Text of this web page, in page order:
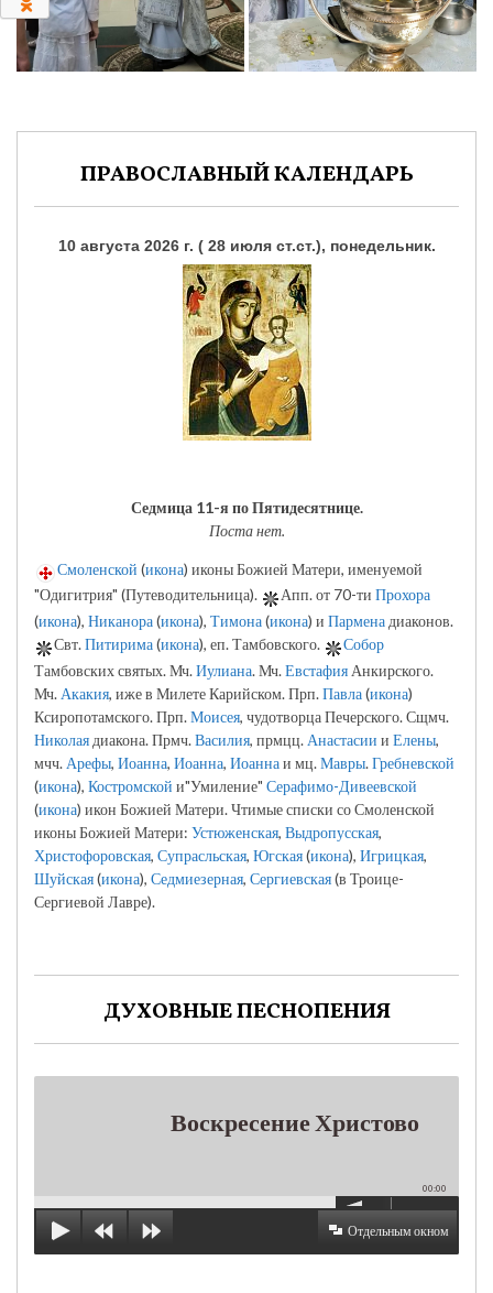
ПРАВОСЛАВНЫЙ КАЛЕНДАРЬ
10 августа 2026 г. ( 28 июля ст.ст.), понедельник.
Седмица 11-я по Пятидесятнице.
Поста нет.
Смоленской (икона) иконы Божией Матери, именуемой
"Одигитрия" (Путеводительница).
Апп. от 70-ти Прохора
(икона), Никанора(икона), Тимона(икона) и Пармена диаконов.
Свт.Питирима(икона), еп. Тамбовского.
Собор
Тамбовских святых. Мч.Иулиана. Мч.Евстафия Анкирского.
Мч. Акакия, иже в Милете Карийском. Прп.Павла(икона)
Ксиропотамского. Прп.Моисея, чудотворца Печерского. Сщмч.
Николая диакона. Прмч.Василия, прмцц. Анастасии и Елены,
мчч. Арефы, Иоанна, Иоанна, Иоаннаи мц.Мавры.Гребневской
(икона), Костромской и"Умиление" Серафимо-Дивеевской
(икона) икон Божией Матери. Чтимые списки со Смоленской
иконы Божией Матери: Устюженская, Выдропусская,
Христофоровская, Супрасльская, Югская(икона), Игрицкая,
Шуйская(икона), Седмиезерная, Сергиевская(в Троице-
Сергиевой Лавре).
ДУХОВНЫЕ ПЕСНОПЕНИЯ
Воскресение Христово
00:00
Отдельным окном